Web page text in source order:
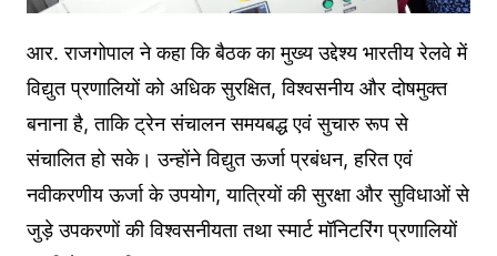
आर. राजगोपाल ने कहा कि बैठक का मुख्य उद्देश्य भारतीय रेलवे में
विद्युत प्रणालियों को अधिक सुरक्षित, विश्वसनीय और दोषमुक्त
बनाना है, ताकि ट्रेन संचालन समयबद्ध एवं सुचारु रूप से
संचालित हो सके। उन्होंने विद्युत ऊर्जा प्रबंधन, हरित एवं
नवीकरणीय ऊर्जा के उपयोग, यात्रियों की सुरक्षा और सुविधाओं से
जुड़े उपकरणों की विश्वसनीयता तथा स्मार्ट मॉनिटरिंग प्रणालियों